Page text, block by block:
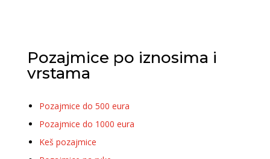
Pozajmice po iznosima i
vrstama
Pozajmice do 500 eura
Pozajmice do 1000 eura
Keš pozajmice